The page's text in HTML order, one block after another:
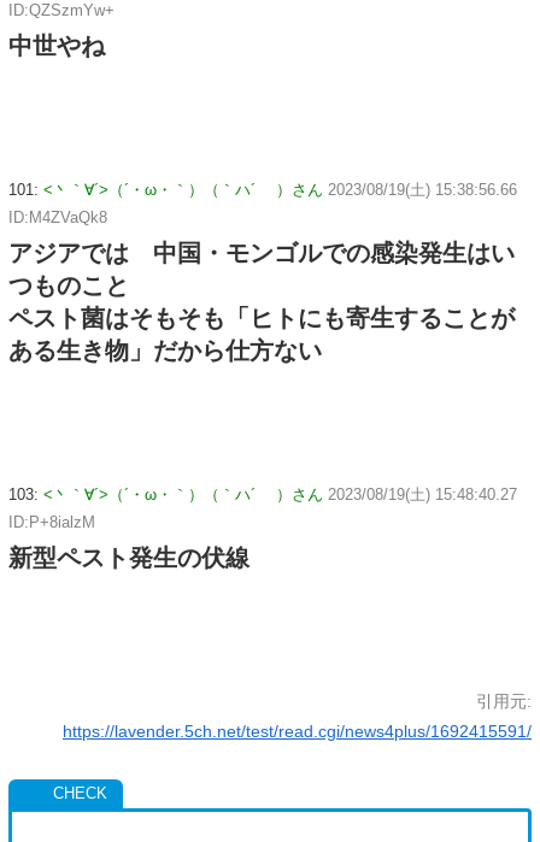
ID:QZSzmYw+
中世やね
101: <丶｀∀´>（´・ω・｀）（｀ハ´ ）さん 2023/08/19(土) 15:38:56.66
ID:M4ZVaQk8
アジアでは 中国・モンゴルでの感染発生はい
つものこと
ペスト菌はそもそも「ヒトにも寄生することが
ある生き物」だから仕方ない
103: <丶｀∀´>（´・ω・｀）（｀ハ´ ）さん 2023/08/19(土) 15:48:40.27
ID:P+8ialzM
新型ペスト発生の伏線
引用元:
https://lavender.5ch.net/test/read.cgi/news4plus/1692415591/